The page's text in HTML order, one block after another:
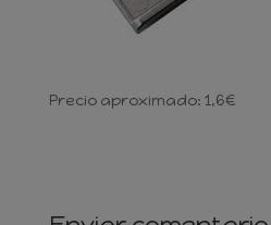
Precio aproximado: 1,6€